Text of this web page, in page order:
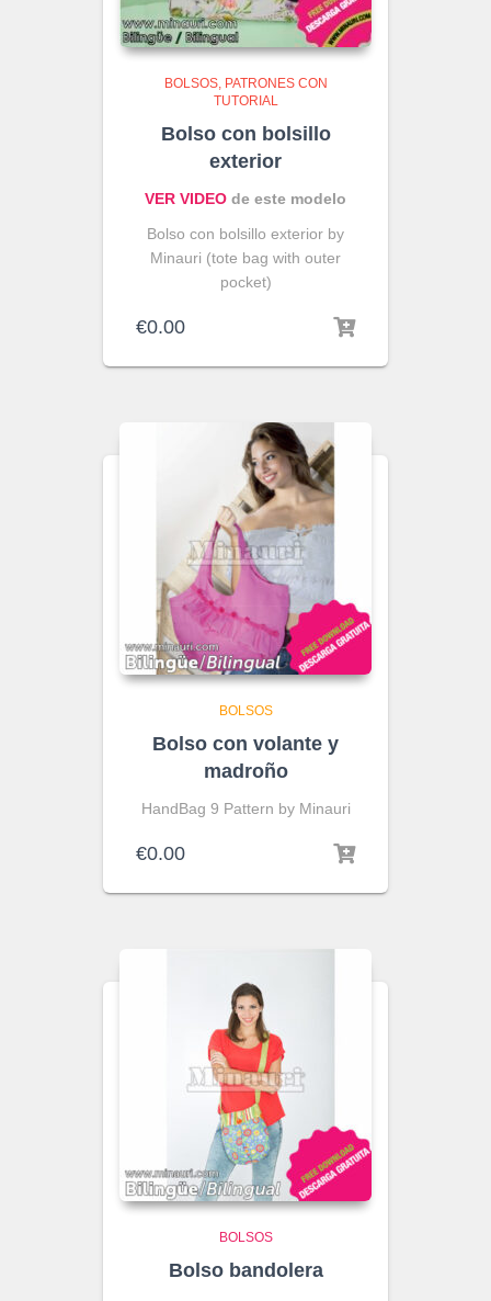
BOLSOS
PATRONES CON
TUTORIAL
Bolso con bolsillo
exterior
VER VIDEO de este modelo
Bolso con bolsillo exterior by
Minauri (tote bag with outer
pocket)
€0.00
BOLSOS
Bolso con volante y
madroño
HandBag 9 Pattern by Minauri
€0.00
BOLSOS
Bolso bandolera